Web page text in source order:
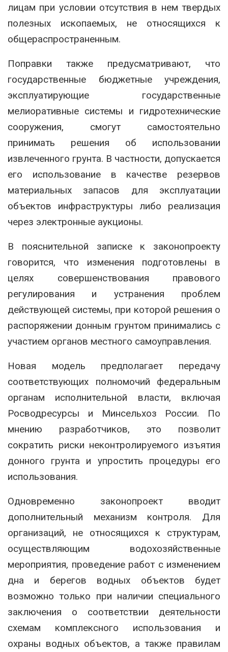
лицам при условии отсутствия в нем твердых
полезных ископаемых, не относящихся к
общераспространенным.
Поправки также предусматривают, что
государственные бюджетные учреждения,
эксплуатирующие государственные
мелиоративные системы и гидротехнические
сооружения, смогут самостоятельно
принимать решения об использовании
извлеченного грунта. В частности, допускается
его использование в качестве резервов
материальных запасов для эксплуатации
объектов инфраструктуры либо реализация
через электронные аукционы.
В пояснительной записке к законопроекту
говорится, что изменения подготовлены в
целях совершенствования правового
регулирования и устранения проблем
действующей системы, при которой решения о
распоряжении донным грунтом принимались с
участием органов местного самоуправления.
Новая модель предполагает передачу
соответствующих полномочий федеральным
органам исполнительной власти, включая
Росводресурсы и Минсельхоз России. По
мнению разработчиков, это позволит
сократить риски неконтролируемого изъятия
донного грунта и упростить процедуры его
использования.
Одновременно законопроект вводит
дополнительный механизм контроля. Для
организаций, не относящихся к структурам,
осуществляющим водохозяйственные
мероприятия, проведение работ с изменением
дна и берегов водных объектов будет
возможно только при наличии специального
заключения о соответствии деятельности
схемам комплексного использования и
охраны водных объектов, а также правилам